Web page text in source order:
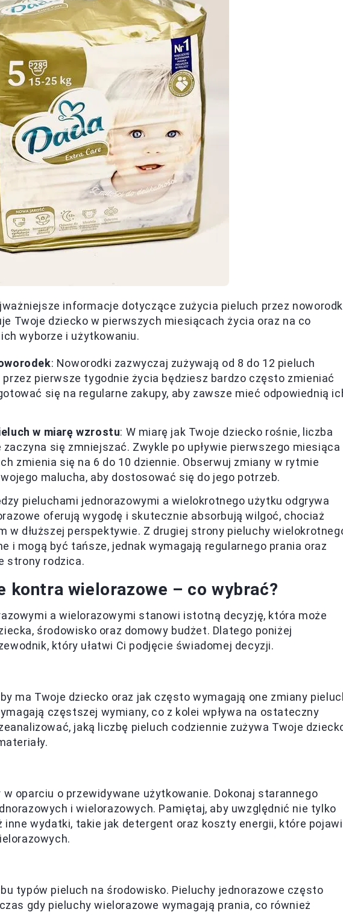
informacje dotyczące zużycia pieluch przez
Twoje dziecko w pierwszych miesiącach życia oraz na co
wyborze i użytkowaniu.
: Noworodki zazwyczaj zużywają od 8 do 12 pieluch
przez pierwsze tygodnie życia będziesz bardzo często zmieniać
się na regularne zakupy, aby zawsze mieć odpowiednią
w miarę wzrostu: W miarę jak Twoje dziecko rośnie, liczba
się zmniejszać. Zwykle po upływie pierwszego miesiąca
zmienia się na 6 do 10 dziennie. Obserwuj zmiany w rytmie
malucha, aby dostosować się do jego potrzeb.
pieluchami jednorazowymi a wielokrotnego użytku odgrywa
oferują wygodę i skutecznie absorbują wilgoć, chociaż
w dłuższej perspektywie. Z drugiej strony pieluchy
i mogą być tańsze, jednak wymagają regularnego prania oraz
strony rodzica.
kontra wielorazowe – co wybrać?
a wielorazowymi stanowi istotną decyzję, która może
środowisko oraz domowy budżet. Dlatego poniżej
który ułatwi Ci podjęcie świadomej decyzji.
ma Twoje dziecko oraz jak często wymagają one zmiany
częstszej wymiany, co z kolei wpływa na ostateczny
jaką liczbę pieluch codziennie zużywa Twoje
oparciu o przewidywane użytkowanie. Dokonaj starannego
i wielorazowych. Pamiętaj, aby uwzględnić nie tylko
inne wydatki, takie jak detergent oraz koszty energii, które
typów pieluch na środowisko. Pieluchy jednorazowe często
gdy pieluchy wielorazowe wymagają prania, co również